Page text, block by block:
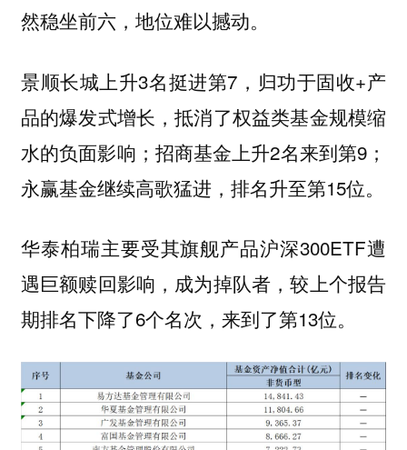
然稳坐前六，地位难以撼动。
景顺长城上升3名挺进第7，归功于固收+产
品的爆发式增长，抵消了权益类基金规模缩
水的负面影响；招商基金上升2名来到第9；
永赢基金继续高歌猛进，排名升至第15位。
华泰柏瑞主要受其旗舰产品沪深300ETF遭
遇巨额赎回影响，成为掉队者，较上个报告
期排名下降了6个名次，来到了第13位。